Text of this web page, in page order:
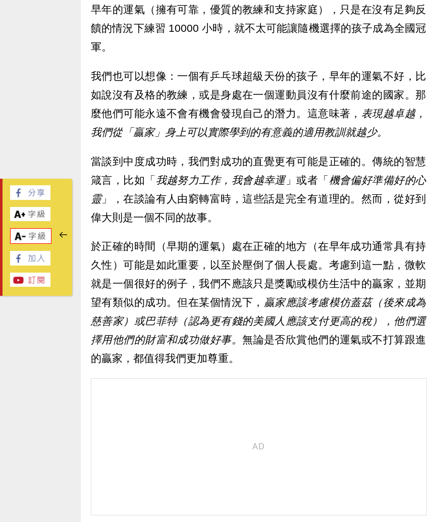
早年的運氣（擁有可靠，優質的教練和支持家庭），只是在沒有足夠反
饋的情況下練習 10000 小時，就不太可能讓隨機選擇的孩子成為全國冠
軍。
我們也可以想像：一個有乒乓球超級天份的孩子，早年的運氣不好，比
如說沒有及格的教練，或是身處在一個運動員沒有什麼前途的國家。那
麼他們可能永遠不會有機會發現自己的潛力。這意味著， 表現越卓越，
我們從「贏家」身上可以實際學到的有意義的適用教訓就越少。
當談到中度成功時，我們對成功的直覺更有可能是正確的。傳統的智慧
箴言，比如「 我越努力工作，我會越幸運」或者「 機會偏好準備好的心
靈」，在談論有人由窮轉富時，這些話是完全有道理的。然而，從好到
偉大則是一個不同的故事。
於正確的時間（早期的運氣）處在正確的地方（在早年成功通常具有持
久性）可能是如此重要，以至於壓倒了個人長處。考慮到這一點，微軟
就是一個很好的例子，我們不應該只是獎勵或模仿生活中的贏家，並期
望有類似的成功。但在某個情況下， 贏家應該考慮模仿蓋茲（後來成為
慈善家）或巴菲特（認為更有錢的美國人應該支付更高的稅），他們選
擇用他們的財富和成功做好事。無論是否欣賞他們的運氣或不打算跟進
的贏家，都值得我們更加尊重。